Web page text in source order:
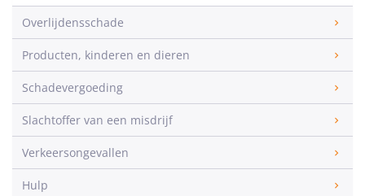
Overlijdensschade
Producten, kinderen en dieren
Schadevergoeding
Slachtoffer van een misdrijf
Verkeersongevallen
Hulp